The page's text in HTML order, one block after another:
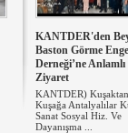
KANTDER'den
Baston Görme
Derneği’ne Anlamlı
Ziyaret
KANTDER) Kuşaktan
Kuşağa Antalyalılar
Sanat Sosyal Hiz. Ve
Dayanışma ...